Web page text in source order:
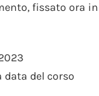
fissato ora in
del corso